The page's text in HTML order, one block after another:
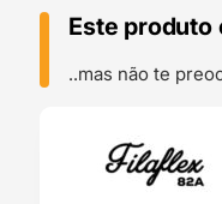
Este produto
..mas não te